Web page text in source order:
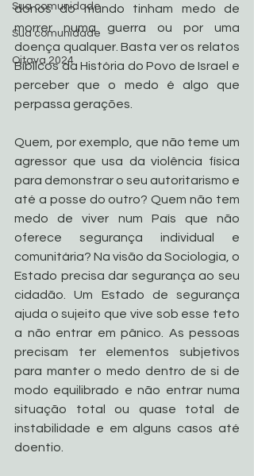
Sua comunidade
Sua comunidade
Oitava 2024
donos do mundo tinham medo de
morrer numa guerra ou por uma
doença qualquer. Basta ver os relatos
Bíblicos da História do Povo de Israel e
perceber que o medo é algo que
perpassa gerações.
Quem, por exemplo, que não teme um
agressor que usa da violência física
para demonstrar o seu autoritarismo e
até a posse do outro? Quem não tem
medo de viver num País que não
oferece segurança individual e
comunitária? Na visão da Sociologia, o
Estado precisa dar segurança ao seu
cidadão. Um Estado de segurança
ajuda o sujeito que vive sob esse teto
a não entrar em pânico. As pessoas
precisam ter elementos subjetivos
para manter o medo dentro de si de
modo equilibrado e não entrar numa
situação total ou quase total de
instabilidade e em alguns casos até
doentio.